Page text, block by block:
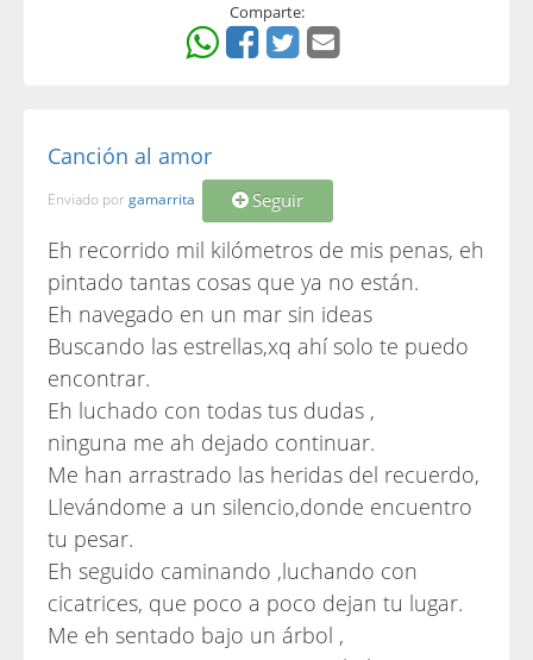
Comparte:
Canción al amor
Enviado por gamarrita Seguir
Eh recorrido mil kilómetros de mis penas, eh
pintado tantas cosas que ya no están.
Eh navegado en un mar sin ideas
Buscando las estrellas,xq ahí solo te puedo
encontrar.
Eh luchado con todas tus dudas ,
ninguna me ah dejado continuar.
Me han arrastrado las heridas del recuerdo,
Llevándome a un silencio,donde encuentro
tu pesar.
Eh seguido caminando ,luchando con
cicatrices, que poco a poco dejan tu lugar.
Me eh sentado bajo un árbol ,